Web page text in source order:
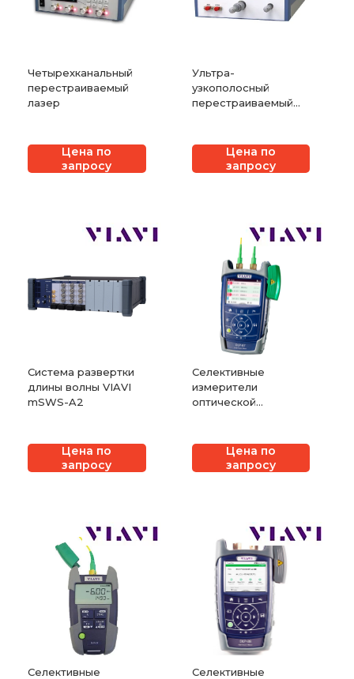
Четырехканальный
перестраиваемый
лазер
Цена по
запросу
Ультра-
узкополосный
перестраиваемый
Цена по
запросу
Система развертки
длины волны VIAVI
mSWS-A2
Цена по
запросу
Селективные
измерители
оптической
SmartClass Fiber
OLP-87 и OLP-87P
Цена по
запросу
Селективные
Селективные